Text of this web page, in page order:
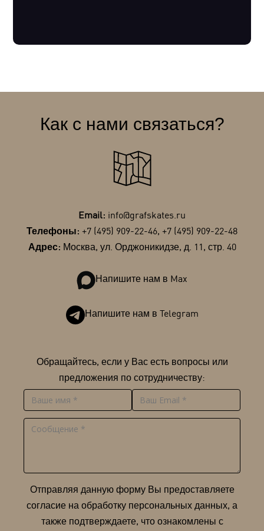
Как с нами связаться?
Email: info@grafskates.ru
Телефоны: +7 (495) 909-22-46, +7 (495) 909-22-48
Адрес: Москва, ул. Орджоникидзе, д. 11, стр. 40
Напишите нам в Max
Напишите нам в Telegram
Обращайтесь, если у Вас есть вопросы или
предложения по сотрудничеству:
Отправляя данную форму Вы предоставляете
согласие на обработку персональных данных, а
также подтверждаете, что ознакомлены с